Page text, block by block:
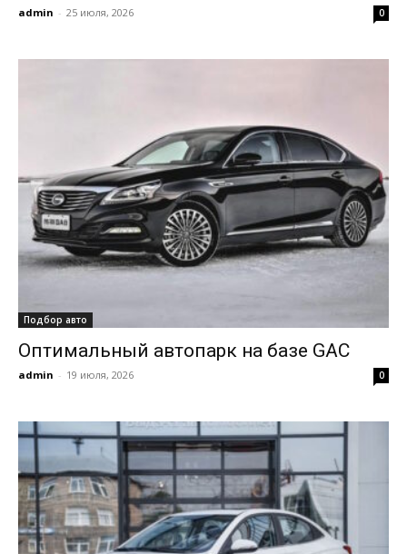
admin - 25 июля, 2026 0
Подбор авто
Оптимальный автопарк на базе GAC
admin - 19 июля, 2026 0